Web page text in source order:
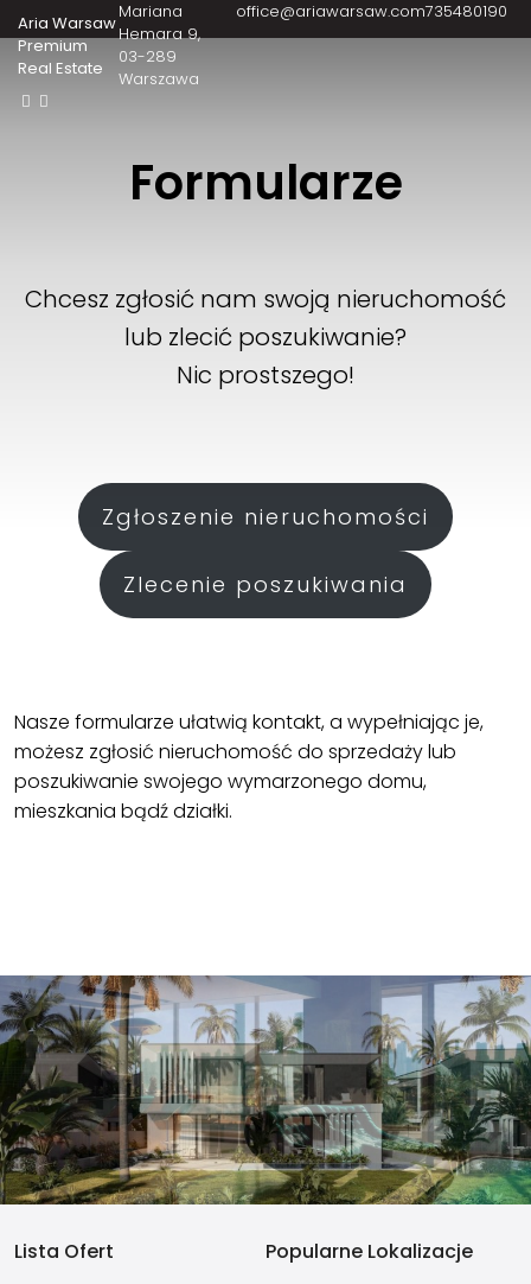
Aria Warsaw
Premium
Real Estate
Mariana
Hemara 9
03-289
Warszawa
office@ariawarsaw.com735480190
Formularze
Chcesz zgłosić nam swoją nieruchomość
lub zlecić poszukiwanie?
Nic prostszego!
Zgłoszenie nieruchomości
Zlecenie poszukiwania
Nasze formularze ułatwią kontakt, a wypełniając je,
możesz zgłosić nieruchomość do sprzedaży lub
poszukiwanie swojego wymarzonego domu,
mieszkania bądź działki.
Lista Ofert
Popularne Lokalizacje